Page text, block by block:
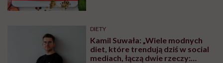
DIETY
Kamil Suwała: „Wiele modnych
diet, które trendują dziś w social
mediach, łączą dwie rzeczy: